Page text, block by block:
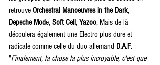
retrouve Orchestral Manoeuvres in the Dark,
Depeche Mode, Soft Cell, Yazoo, Mais de là
découlera également une Electro plus dure et
radicale comme celle du duo allemand D.A.F.
"Finalement, la chose la plus incroyable, c'est que